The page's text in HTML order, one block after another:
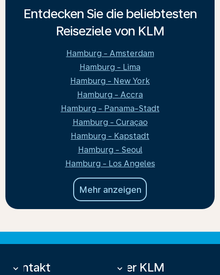
Entdecken Sie die beliebtesten
Reiseziele von KLM
Hamburg - Amsterdam
Hamburg - Lima
Hamburg - New York
Hamburg - Accra
Hamburg - Panama-Stadt
Hamburg - Curaçao
Hamburg - Kapstadt
Hamburg - Seoul
Hamburg - Los Angeles
Mehr anzeigen
Kontakt
keyboard_arrow_down Über KLM
keyboard_arrow_down